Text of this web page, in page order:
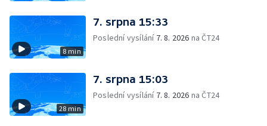
8 min
7. srpna 15:33
Poslední vysílání 7. 8. 2026 na ČT24
28 min
7. srpna 15:03
Poslední vysílání 7. 8. 2026 na ČT24